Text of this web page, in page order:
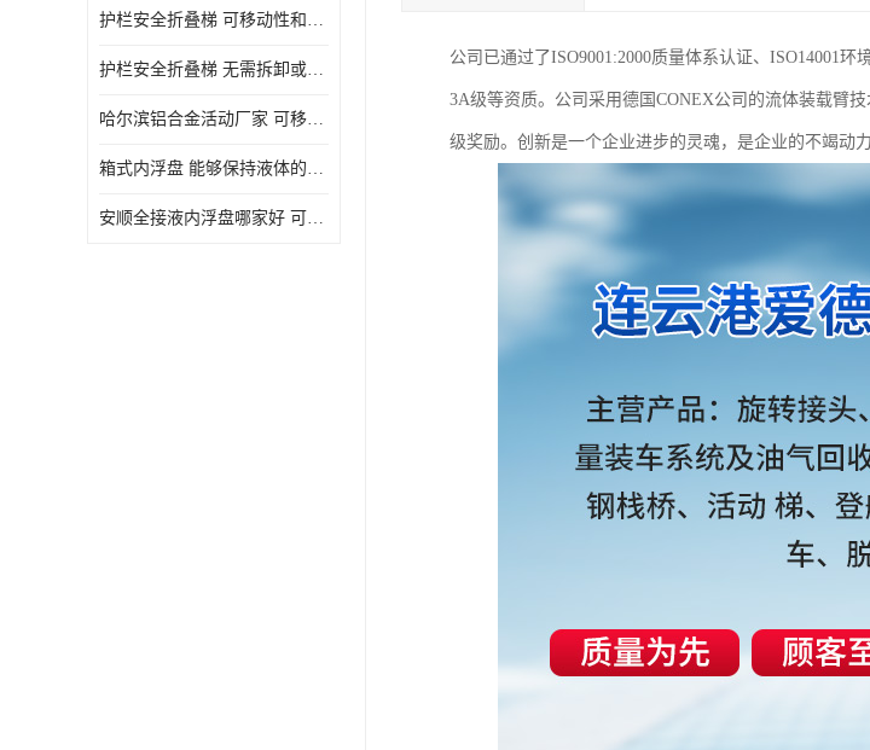
护栏安全折叠梯 可移动性和安全性较高 占用空间小
护栏安全折叠梯 无需拆卸或重新安装 占用空间小
哈尔滨铝合金活动厂家 可移动性和安全性较高 占用空间小
箱式内浮盘 能够保持液体的密闭状态 适用于多种液体储存和运输
安顺全接液内浮盘哪家好 可以自动上下浮动 密封性能好
公司已通过了ISO9001:2000质量体系认证、ISO14001
3A级等资质。公司采用德国CONEX公司的流体装载臂
级奖励。创新是一个企业进步的灵魂，是企业的不竭动